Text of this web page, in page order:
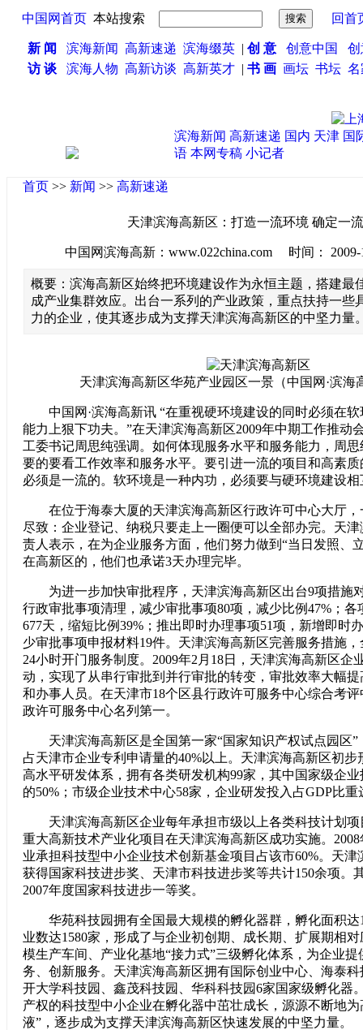
中国网首页 本站搜索 回首
新 闻 滨海新闻 高新速递 滨海缀英 | 创 意 创意中国
访 谈
滨海人物 高新访谈 高新英才 | 书 画 画坛 书坛 名
滨海新闻 高新速递 国内 天津 国
语 本网专稿 小记者
首页 >> 新闻 >> 高新速递
天津滨海高新区：打造一流环境 确定一
中国网滨海高新：www.022china.com 时间： 2009-
概要：滨海高新区始终把环境建设作为永恒主题，搭建最
成产业集群效应。出台一系列的产业政策，重点扶持一些
力的企业，使其逐步成为支撑天津滨海高新区的中坚力量
天津滨海高新区华苑产业园区一景（中国网·滨海
中国网·滨海高新讯 “在重视硬环境建设的同时必须在软
能力上狠下功夫。”在天津滨海高新区2009年中期工作推动
工委书记周思纯强调。如何体现服务水平和服务能力，周
要的要看工作效率和服务水平。要引进一流的项目和高素
必须是一流的。软环境是一种内功，必须要与硬环境建设
在位于海泰大厦的天津滨海高新区行政许可中心大厅，
尽致：企业登记、纳税只要走上一圈便可以全部办完。天
责人表示，在为企业服务方面，他们努力做到“当日发照、
在高新区的，他们也承诺3天办理完毕。
为进一步加快审批程序，天津滨海高新区出台9项措施
行政审批事项清理，减少审批事项80项，减少比例47%；
677天，缩短比例39%；推出即时办理事项51项，新增即时
少审批事项申报材料19件。天津滨海高新区完善服务措施
24小时开门服务制度。2009年2月18日，天津滨海高新区企
动，实现了从串行审批到并行审批的转变，审批效率大幅
和办事人员。在天津市18个区县行政许可服务中心综合考
政许可服务中心名列第一。
天津滨海高新区是全国第一家“国家知识产权试点园区”
占天津市企业专利申请量的40%以上。天津滨海高新区初
高水平研发体系，拥有各类研发机构99家，其中国家级企
的50%；市级企业技术中心58家，企业研发投入占GDP比重
天津滨海高新区企业每年承担市级以上各类科技计划项
重大高新技术产业化项目在天津滨海高新区成功实施。
业承担科技型中小企业技术创新基金项目占该市60%。天
获得国家科技进步奖、天津市科技进步奖等共计150余项。
2007年度国家科技进步一等奖。
华苑科技园拥有全国最大规模的孵化器群，孵化面积达
业数达1580家，形成了与企业初创期、成长期、扩展期相
模生产车间、产业化基地“接力式”三级孵化体系，为企业
务、创新服务。天津滨海高新区拥有国际创业中心、海泰
开大学科技园、鑫茂科技园、华科科技园6家国家级孵化器
产权的科技型中小企业在孵化器中茁壮成长，源源不断地
液”，逐步成为支撑天津滨海高新区快速发展的中坚力量。